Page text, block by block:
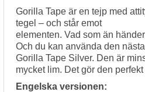
Gorilla Tape är en tejp med
tegel – och står emot
elementen. Vad som än
Och du kan använda den
Gorilla Tape Silver. Den är
mycket lim. Det gör den
Engelska versionen: